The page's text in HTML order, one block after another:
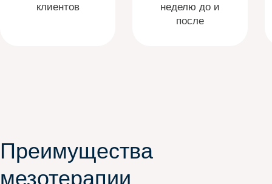
клиентов
неделю до и
после
Преимущества
мезотерапии